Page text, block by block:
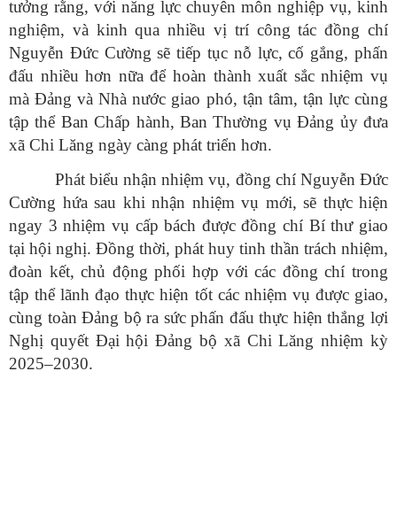
tưởng rằng, với năng lực chuyên môn nghiệp vụ, kinh
nghiệm, và kinh qua nhiều vị trí công tác đồng chí
Nguyễn Đức Cường sẽ tiếp tục nỗ lực, cố gắng, phấn
đấu nhiều hơn nữa để hoàn thành xuất sắc nhiệm vụ
mà Đảng và Nhà nước giao phó, tận tâm, tận lực cùng
tập thể Ban Chấp hành, Ban Thường vụ Đảng ủy đưa
xã Chi Lăng ngày càng phát triển hơn.
Phát biểu nhận nhiệm vụ, đồng chí Nguyễn Đức
Cường hứa sau khi nhận nhiệm vụ mới, sẽ thực hiện
ngay 3 nhiệm vụ cấp bách được đồng chí Bí thư giao
tại hội nghị. Đồng thời, phát huy tinh thần trách nhiệm,
đoàn kết, chủ động phối hợp với các đồng chí trong
tập thể lãnh đạo thực hiện tốt các nhiệm vụ được giao,
cùng toàn Đảng bộ ra sức phấn đấu thực hiện thắng lợi
Nghị quyết Đại hội Đảng bộ xã Chi Lăng nhiệm kỳ
2025–2030.